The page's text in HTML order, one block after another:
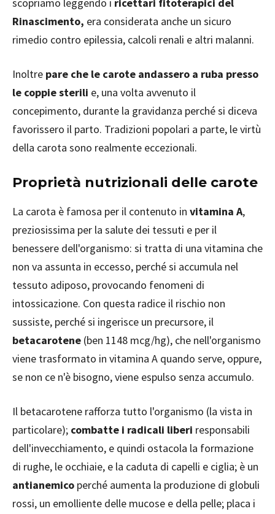
Rinascimento, era considerata anche un sicuro
rimedio contro epilessia, calcoli renali e altri malanni.
Inoltre pare che le carote andassero a ruba presso
le coppie sterili e, una volta avvenuto il
concepimento, durante la gravidanza perché si diceva
favorissero il parto. Tradizioni popolari a parte, le virtù
della carota sono realmente eccezionali.
Proprietà nutrizionali delle carote
La carota è famosa per il contenuto in vitamina A,
preziosissima per la salute dei tessuti e per il
benessere dell'organismo: si tratta di una vitamina che
non va assunta in eccesso, perché si accumula nel
tessuto adiposo, provocando fenomeni di
intossicazione. Con questa radice il rischio non
sussiste, perché si ingerisce un precursore, il
betacarotene (ben 1148 mcg/hg), che nell'organismo
viene trasformato in vitamina A quando serve, oppure,
se non ce n'è bisogno, viene espulso senza accumulo.
Il betacarotene rafforza tutto l'organismo (la vista in
particolare); combatte i radicali liberi responsabili
dell'invecchiamento, e quindi ostacola la formazione
di rughe, le occhiaie, e la caduta di capelli e ciglia; è un
antianemico perché aumenta la produzione di globuli
rossi, un emolliente delle mucose e della pelle; placa i